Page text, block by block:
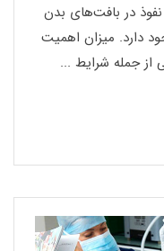
در بافت‌های بدن
دارد. میزان اهمیت
جمله شرایط ...